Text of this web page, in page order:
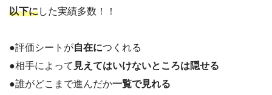
以下にした実績多数！！
●評価シートが自在につくれる
●相手によって 見えてはいけないところは隠せる
●誰がどこまで進んだか一覧で見れる